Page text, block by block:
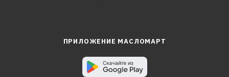
ПРИЛОЖЕНИЕ МАСЛОМАРТ